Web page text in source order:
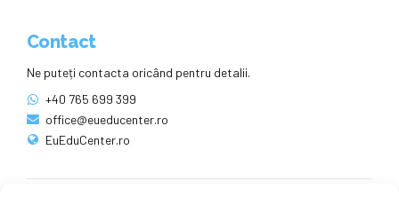
Contact
Ne puteți contacta oricând pentru detalii.
+40 765 699 399
office@eueducenter.ro
EuEduCenter.ro